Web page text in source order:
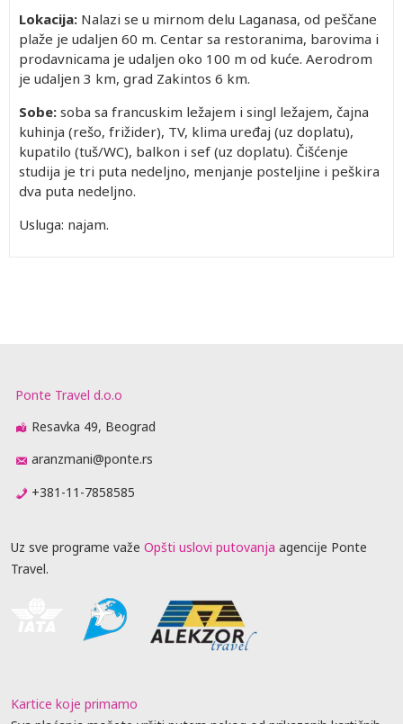
Lokacija: Nalazi se u mirnom delu Laganasa, od peščane
plaže je udaljen 60 m. Centar sa restoranima, barovima i
prodavnicama je udaljen oko 100 m od kuće. Aerodrom
je udaljen 3 km, grad Zakintos 6 km.
Sobe: soba sa francuskim ležajem i singl ležajem, čajna
kuhinja (rešo, frižider), TV, klima uređaj (uz doplatu),
kupatilo (tuš/WC), balkon i sef (uz doplatu). Čišćenje
studija je tri puta nedeljno, menjanje posteljine i peškira
dva puta nedeljno.
Usluga: najam.
Ponte Travel d.o.o
Resavka 49, Beograd
aranzmani@ponte.rs
+381-11-7858585
Uz sve programe važe Opšti uslovi putovanja agencije Ponte
Travel.
Kartice koje primamo